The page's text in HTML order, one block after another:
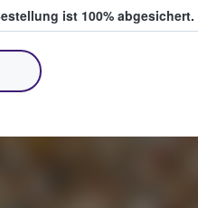
ist 100% abgesichert.